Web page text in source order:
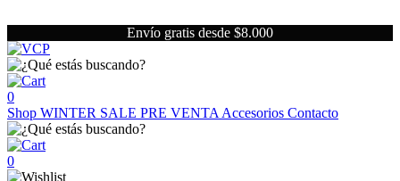
Envío gratis desde $8.000
0
Shop WINTER SALE PRE VENTA Accesorios Contacto
0